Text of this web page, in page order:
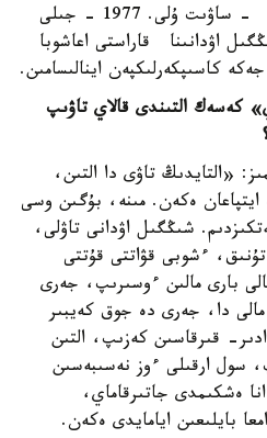
- ەسىمىم - بەرىك، تەگىم - ساۋىت ۇلى. 1977 - جىلى
اۋدانىنا قاراستى اعاشوبا
كاسىپكەرلىكپەن اينالىسامىن.
كەسەك التىندى قالاي تاۋىپ
«التايدىڭ تاۋى دا التىن،
ەكەن. مىنە، بۇگىن وسى
شىڭگىل اۋدانى تاۋلى،
ءشوبى قۋاتتى قۇتتى
بارى مالىن ءوسىرىپ، جەرى
دا، جەرى دە جوق كەيبىر
قىرقاسىن كەزىپ، التىن
سول ارقىلى ءوز نەسىبەسىن
ەشكىمدى جاتىرقاماي،
بايلىعىن ايامايدى ەكەن.